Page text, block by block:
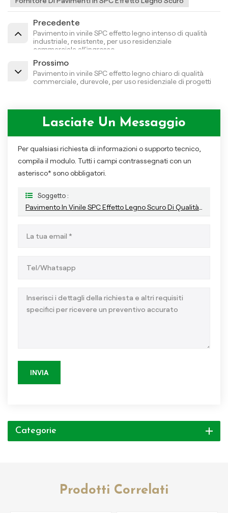
Precedente
Pavimento in vinile SPC effetto legno intenso di qualità
industriale, resistente, per uso residenziale
commerciale all'ingrosso
Prossimo
Pavimento in vinile SPC effetto legno chiaro di qualità
commerciale, durevole, per uso residenziale di progetti
Lasciate Un Messaggio
Per qualsiasi richiesta di informazioni o supporto tecnico,
compila il modulo. Tutti i campi contrassegnati con un
asterisco* sono obbligatori.
Soggetto :
INVIA
Categorie
Prodotti Correlati